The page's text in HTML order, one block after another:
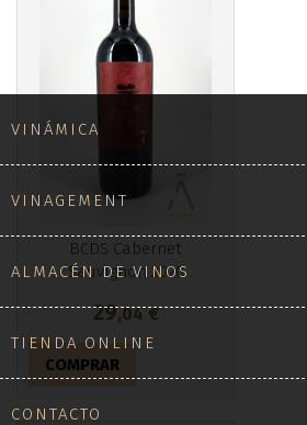
VINÁMICA
VINAGEMENT
ALMACÉN DE VINOS
TIENDA ONLINE
CONTACTO
BCDS Cabernet
Sauvignon 2020
29,04 €
COMPRAR